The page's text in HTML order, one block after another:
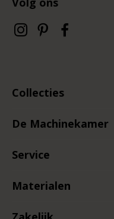
Collecties
De Machinekamer
Service
Materialen